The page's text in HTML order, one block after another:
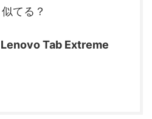
てる？
Lenovo Tab Extreme